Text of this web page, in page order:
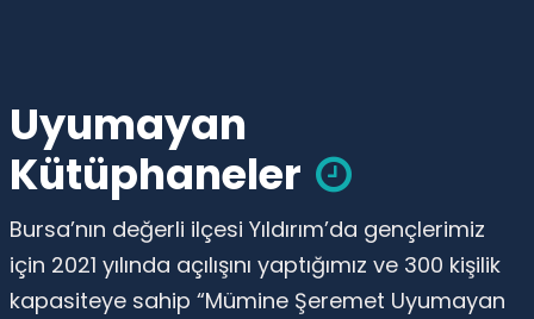
Uyumayan
Kütüphaneler
Bursa’nın değerli ilçesi Yıldırım’da gençlerimiz
için 2021 yılında açılışını yaptığımız ve 300 kişilik
kapasiteye sahip “Mümine Şeremet Uyumayan